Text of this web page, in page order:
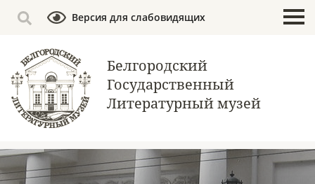
Версия для слабовидящих
Белгородский
Государственный
Литературный музей